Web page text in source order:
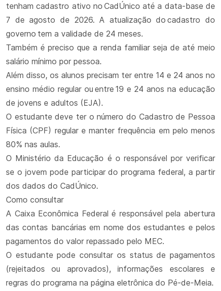
tenham cadastro ativo no CadÚnico até a data-base de
7 de agosto de 2026. A atualização do cadastro do
governo tem a validade de 24 meses.
Também é preciso que a renda familiar seja de até meio
salário mínimo por pessoa.
Além disso, os alunos precisam ter entre 14 e 24 anos no
ensino médio regular ou entre 19 e 24 anos na educação
de jovens e adultos (EJA).
O estudante deve ter o número do Cadastro de Pessoa
Física (CPF) regular e manter frequência em pelo menos
80% nas aulas.
O Ministério da Educação é o responsável por verificar
se o jovem pode participar do programa federal, a partir
dos dados do CadÚnico.
Como consultar
A Caixa Econômica Federal é responsável pela abertura
das contas bancárias em nome dos estudantes e pelos
pagamentos do valor repassado pelo MEC.
O estudante pode consultar os status de pagamentos
(rejeitados ou aprovados), informações escolares e
regras do programa na página eletrônica do Pé-de-Meia.